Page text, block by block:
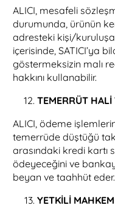
ALICI, mesafeli
durumunda, ürünün
adresteki kişi/
içerisinde, SATICI’ya
göstermeksizin malı
hakkını kullanabilir.
TEMERRÜT
ALICI, ödeme
temerrüde düştüğü
arasındaki kredi kartı
ödeyeceğini ve
beyan ve taahhüt eder.
YETKİLİ